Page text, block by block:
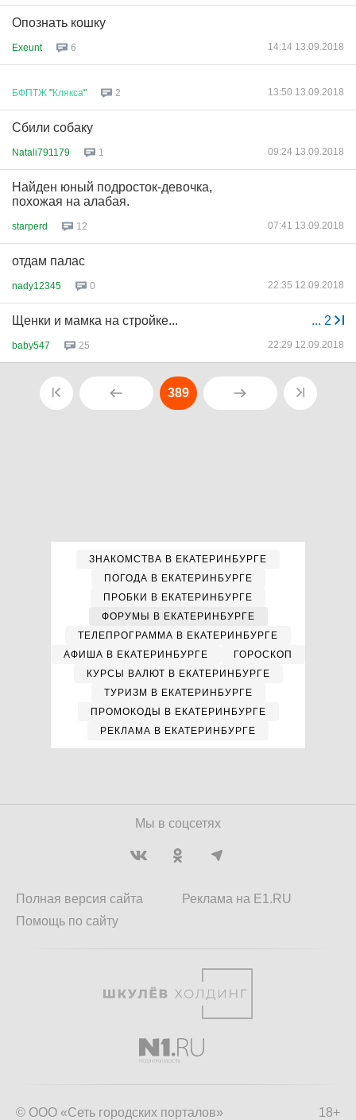
Опознать кошку
Exeunt 6 14:14 13.09.2018
БФПТЖ "Клякса" 2 13:50 13.09.2018
Сбили собаку
Natali791179 1 09:24 13.09.2018
Найден юный подросток-девочка,
похожая на алабая.
starperd 12 07:41 13.09.2018
отдам палас
nady12345 0 22:35 12.09.2018
... 2
Щенки и мамка на стройке...
baby547 25 22:29 12.09.2018
389
ЗНАКОМСТВА В ЕКАТЕРИНБУРГЕ
ПОГОДА В ЕКАТЕРИНБУРГЕ
ПРОБКИ В ЕКАТЕРИНБУРГЕ
ФОРУМЫ В ЕКАТЕРИНБУРГЕ
ТЕЛЕПРОГРАММА В ЕКАТЕРИНБУРГЕ
АФИША В ЕКАТЕРИНБУРГЕ
ГОРОСКОП
КУРСЫ ВАЛЮТ В ЕКАТЕРИНБУРГЕ
ТУРИЗМ В ЕКАТЕРИНБУРГЕ
ПРОМОКОДЫ В ЕКАТЕРИНБУРГЕ
РЕКЛАМА В ЕКАТЕРИНБУРГЕ
Мы в соцсетях
Полная версия сайта
Помощь по сайту
Реклама на E1.RU
18+
© ООО «Сеть городских порталов»